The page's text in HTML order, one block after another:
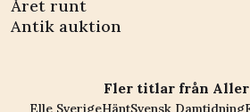
Året runt
Antik auktion
Fler titlar från Aller
Elle SverigeHäntSvensk Damtidning